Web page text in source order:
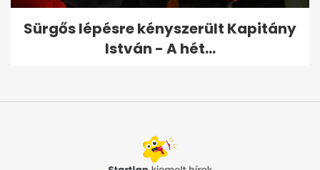
Sürgős lépésre kényszerült Kapitány
István - A hét...